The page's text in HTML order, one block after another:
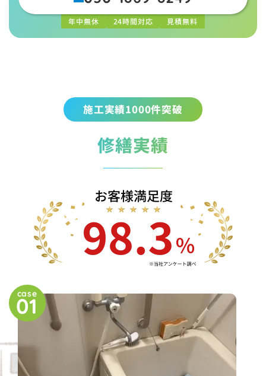
年中無休 24時間対応 見積無料
施工実績1000件突破
修繕実績
case
01